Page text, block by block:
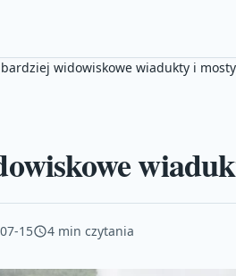
widowiskowe wiadukty i
15 4 min czytania